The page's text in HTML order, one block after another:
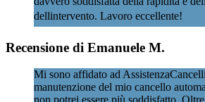
dellintervento. Lavoro eccellente!
Recensione di Emanuele M.
Mi sono affidato ad
manutenzione del mio cancello